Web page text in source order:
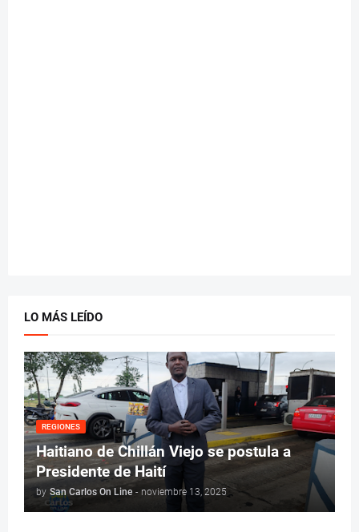
LO MÁS LEÍDO
REGIONES
Haitiano de Chillán Viejo se postula a
Presidente de Haití
by San Carlos On Line - noviembre 13, 2025